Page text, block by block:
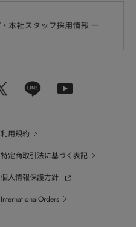
利用規約
特定商取引法に基づく表記
個人情報保護方針
InternationalOrders